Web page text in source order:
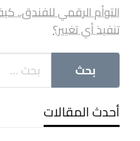
التوأم الرقمي
تنفيذ أي تغيير؟
أحدث المقالات